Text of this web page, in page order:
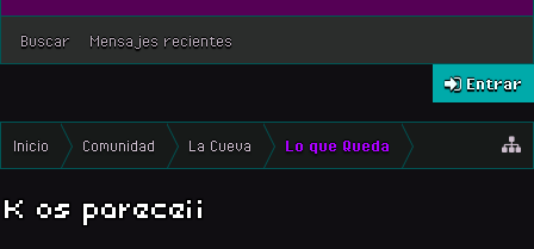
Buscar Mensajes recientes
Entrar
Inicio Comunidad La Cueva Lo que Queda
K os parece¡¡